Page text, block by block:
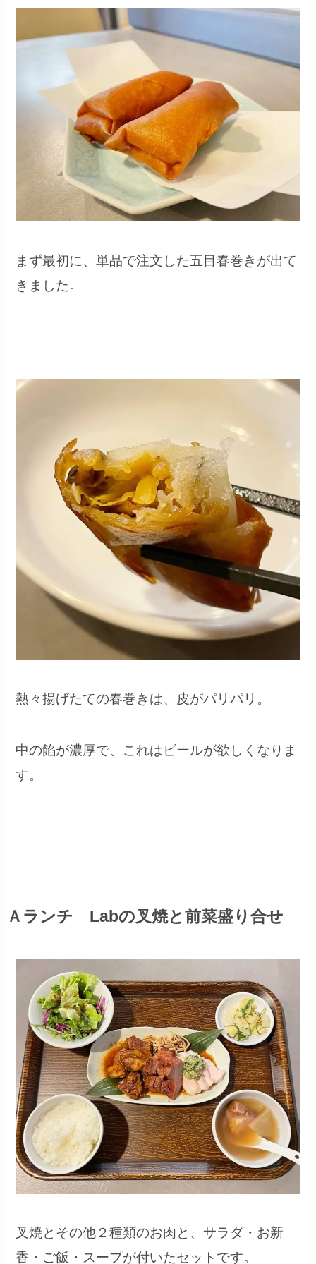
まず最初に、単品で注文した五目春巻きが出て
きました。
熱々揚げたての春巻きは、皮がパリパリ。
中の餡が濃厚で、これはビールが欲しくなりま
す。
Ａランチ Labの叉焼と前菜盛り合せ
叉焼とその他２種類のお肉と、サラダ・お新
香・ご飯・スープが付いたセットです。